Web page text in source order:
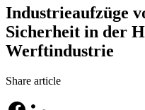
Industrieaufzüge
Sicherheit in der
Werftindustrie
Share article